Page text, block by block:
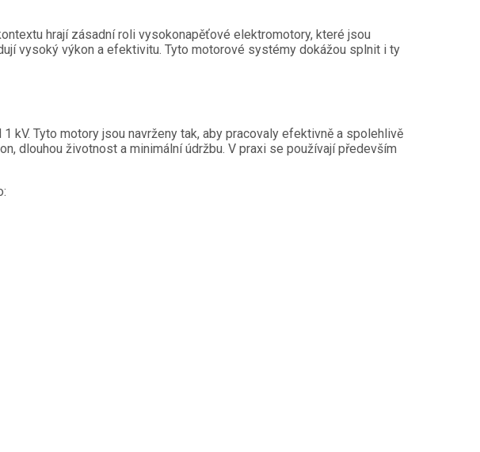
hrají zásadní roli vysokonapěťové elektromotory, které jsou
vysoký výkon a efektivitu. Tyto motorové systémy dokážou splnit i ty
Tyto motory jsou navrženy tak, aby pracovaly efektivně a spolehlivě
dlouhou životnost a minimální údržbu. V praxi se používají především